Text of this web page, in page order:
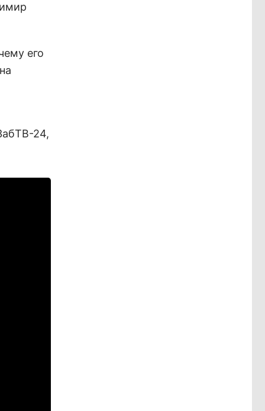
его
24,